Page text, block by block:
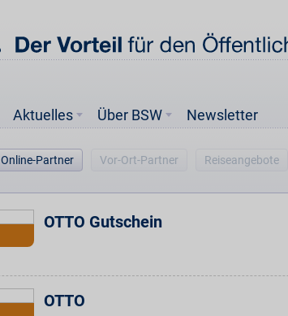
Aktuelles Über BSW Newsletter
Online-Partner Vor-Ort-Partner Reiseangebote
OTTO Gutschein
OTTO